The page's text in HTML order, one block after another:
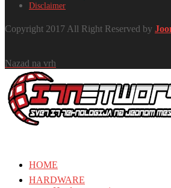
Disclaimer
Copyright 2017 All Right Reserved by
Nazad na vrh
HOME
HARDWARE